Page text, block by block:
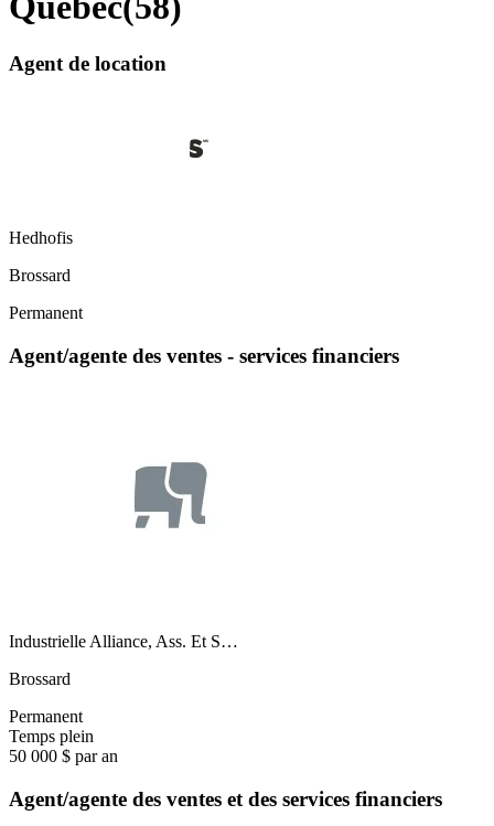
Agent de location
Hedhofis
Brossard
Permanent
Agent/agente des ventes - services financiers
Industrielle Alliance, Ass. Et S…
Brossard
Permanent
Temps plein
50 000 $ par an
Agent/agente des ventes et des services financiers